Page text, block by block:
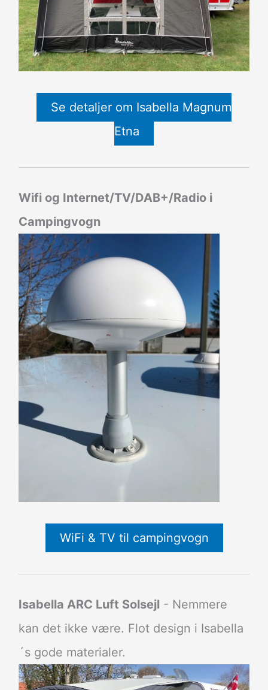
Se detaljer om Isabella Magnum
Etna
Wifi og Internet/TV/DAB+/Radio i
Campingvogn
WiFi & TV til campingvogn
Isabella ARC Luft Solsejl- Nemmere
kan det ikke være. Flot design i Isabella
´s gode materialer.